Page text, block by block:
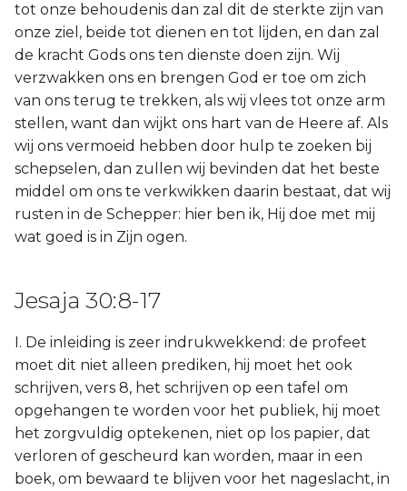
tot onze behoudenis dan zal dit de sterkte zijn van
onze ziel, beide tot dienen en tot lijden, en dan zal
de kracht Gods ons ten dienste doen zijn. Wij
verzwakken ons en brengen God er toe om zich
van ons terug te trekken, als wij vlees tot onze arm
stellen, want dan wijkt ons hart van de Heere af. Als
wij ons vermoeid hebben door hulp te zoeken bij
schepselen, dan zullen wij bevinden dat het beste
middel om ons te verkwikken daarin bestaat, dat wij
rusten in de Schepper: hier ben ik, Hij doe met mij
wat goed is in Zijn ogen.
Jesaja 30:8-17
I. De inleiding is zeer indrukwekkend: de profeet
moet dit niet alleen prediken, hij moet het ook
schrijven, vers 8, het schrijven op een tafel om
opgehangen te worden voor het publiek, hij moet
het zorgvuldig optekenen, niet op los papier, dat
verloren of gescheurd kan worden, maar in een
boek, om bewaard te blijven voor het nageslacht, in